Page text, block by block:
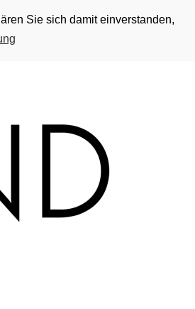
Sie sich damit einverstanden,